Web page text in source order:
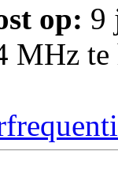
op: 9
MHz te